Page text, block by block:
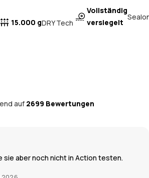
15.000 gDRY Tech
Vollständig
versiegelt
auf 2699 Bewertungen
sie aber noch nicht in Action testen.